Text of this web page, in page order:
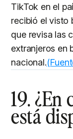
TikTok en el
recibió el visto
que revisa las
extranjeros en
nacional.
19.
está